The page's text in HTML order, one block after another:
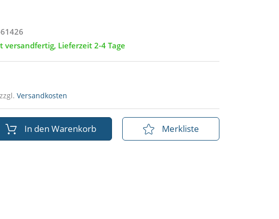
versandfertig, Lieferzeit 2-4 Tage
Versandkosten
In den Warenkorb Merkliste